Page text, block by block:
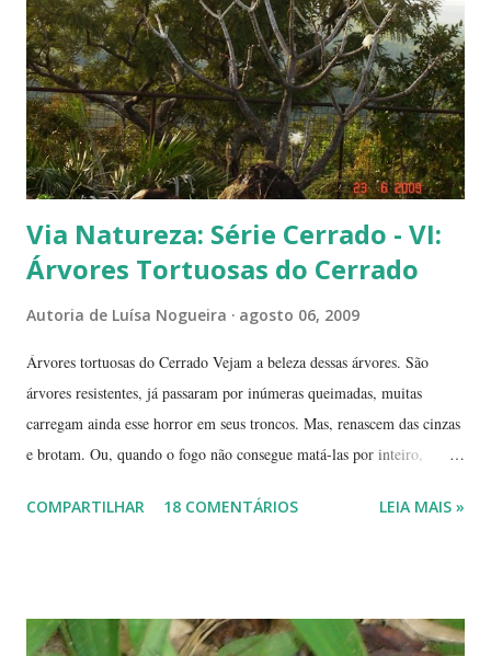
domingo, após a colheita. ----------------------------
Via Natureza: Série Cerrado - VI:
Árvores Tortuosas do Cerrado
Autoria de Luísa Nogueira agosto 06, 2009
Árvores tortuosas do Cerrado Vejam a beleza dessas árvores. São
árvores resistentes, já passaram por inúmeras queimadas, muitas
carregam ainda esse horror em seus troncos. Mas, renascem das cinzas
e brotam. Ou, quando o fogo não consegue matá-las por inteiro,
novas flores e sempre novas sementes. É a esperança, em cada ano, de
estação seca pode durar até 5 meses. Neste período o índice de
COMPARTILHAR 18 COMENTÁRIOS LEIA MAIS »